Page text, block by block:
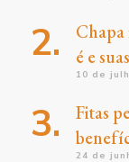
é e
10 de
Fitas
24 de